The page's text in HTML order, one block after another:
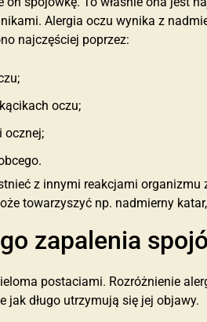
Alergia oczu wynika z
najczęściej poprzez:
oczu;
ocznej;
z innymi reakcjami
towarzyszyć np. nadmierny
zapalenia
postaciami. Rozróżnienie
jak długo utrzymują się jej objawy.